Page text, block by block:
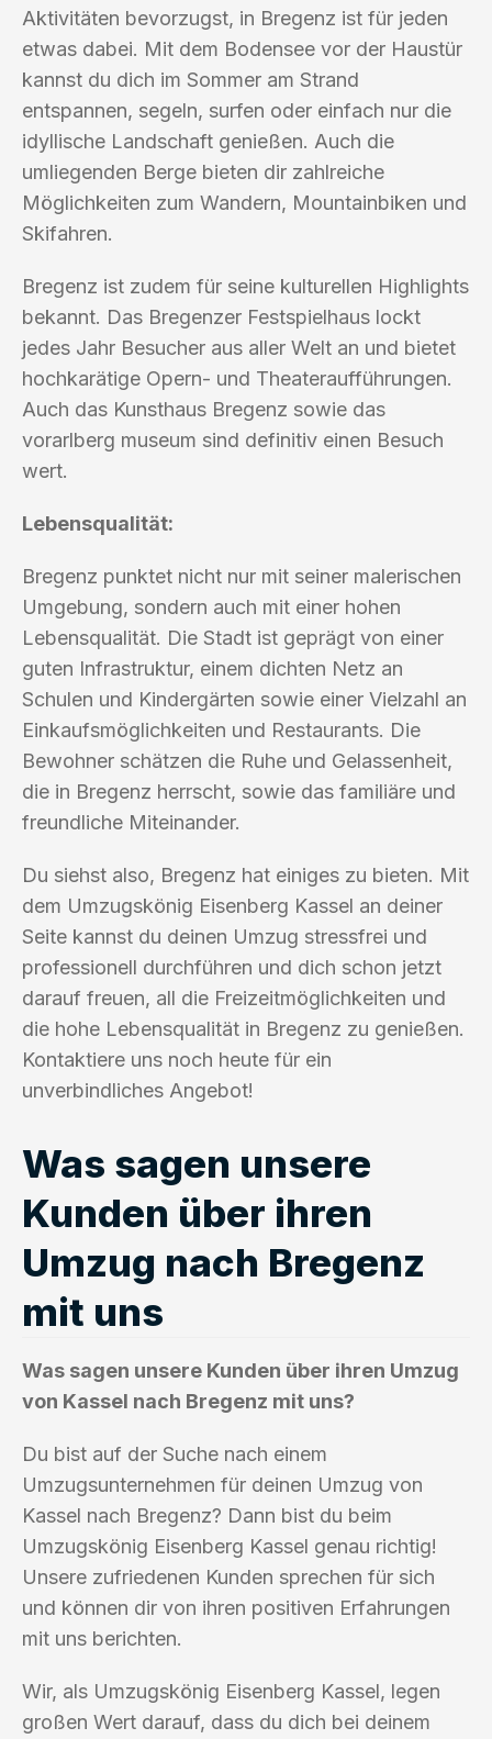
Aktivitäten bevorzugst, in Bregenz ist für jeden
etwas dabei. Mit dem Bodensee vor der Haustür
kannst du dich im Sommer am Strand
entspannen, segeln, surfen oder einfach nur die
idyllische Landschaft genießen. Auch die
umliegenden Berge bieten dir zahlreiche
Möglichkeiten zum Wandern, Mountainbiken und
Skifahren.
Bregenz ist zudem für seine kulturellen Highlights
bekannt. Das Bregenzer Festspielhaus lockt
jedes Jahr Besucher aus aller Welt an und bietet
hochkarätige Opern- und Theateraufführungen.
Auch das Kunsthaus Bregenz sowie das
vorarlberg museum sind definitiv einen Besuch
wert.
Lebensqualität:
Bregenz punktet nicht nur mit seiner malerischen
Umgebung, sondern auch mit einer hohen
Lebensqualität. Die Stadt ist geprägt von einer
guten Infrastruktur, einem dichten Netz an
Schulen und Kindergärten sowie einer Vielzahl an
Einkaufsmöglichkeiten und Restaurants. Die
Bewohner schätzen die Ruhe und Gelassenheit,
die in Bregenz herrscht, sowie das familiäre und
freundliche Miteinander.
Du siehst also, Bregenz hat einiges zu bieten. Mit
dem Umzugskönig Eisenberg Kassel an deiner
Seite kannst du deinen Umzug stressfrei und
professionell durchführen und dich schon jetzt
darauf freuen, all die Freizeitmöglichkeiten und
die hohe Lebensqualität in Bregenz zu genießen.
Kontaktiere uns noch heute für ein
unverbindliches Angebot!
Was sagen unsere
Kunden über ihren
Umzug nach Bregenz
mit uns
Was sagen unsere Kunden über ihren Umzug
von Kassel nach Bregenz mit uns?
Du bist auf der Suche nach einem
Umzugsunternehmen für deinen Umzug von
Kassel nach Bregenz? Dann bist du beim
Umzugskönig Eisenberg Kassel genau richtig!
Unsere zufriedenen Kunden sprechen für sich
und können dir von ihren positiven Erfahrungen
mit uns berichten.
Wir, als Umzugskönig Eisenberg Kassel, legen
großen Wert darauf, dass du dich bei deinem